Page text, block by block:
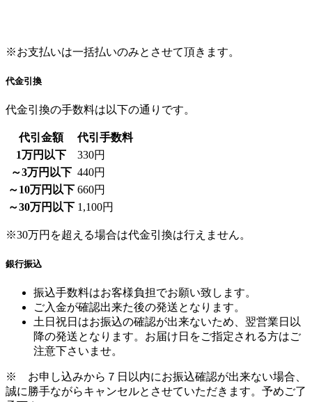
1万円以下
330円
～3万円以下
440円
～10万円以下
660円
～30万円以下
1,100円
※30万円を超える場合は代金引換は行えません。
ご入金が確認出来た後の発送となります。
降の発送となります。お届け日をご指定される方はご
注意下さいませ。
※ お申し込みから７日以内にお振込確認が出来ない場合、
誠に勝手ながらキャンセルとさせていただきます。予めご了
郵便振込